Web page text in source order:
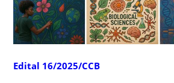
Edital 16/2025/CCB